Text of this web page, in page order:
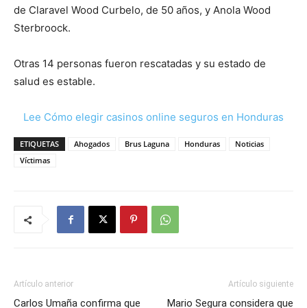
de Claravel Wood Curbelo, de 50 años, y Anola Wood
Sterbroock.
Otras 14 personas fueron rescatadas y su estado de
salud es estable.
Lee Cómo elegir casinos online seguros en Honduras
ETIQUETAS Ahogados Brus Laguna Honduras
Noticias
Víctimas
Artículo anterior
Carlos Umaña confirma que
Artículo siguiente
Mario Segura considera que